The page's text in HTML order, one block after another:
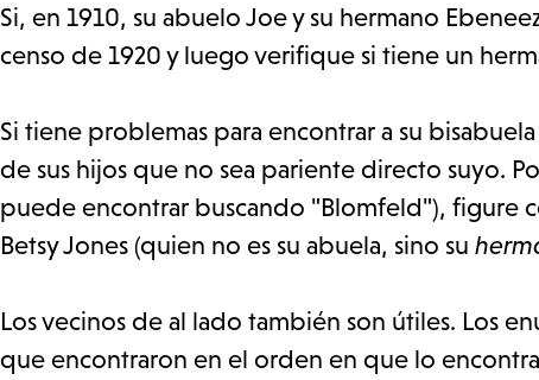
Si, en 1910, su abuelo Joe y su hermano
censo de 1920 y luego verifique si tiene un
Si tiene problemas para encontrar a su
de sus hijos que no sea pariente directo suyo.
puede encontrar buscando "Blomfeld"), figure
Betsy Jones (quien no es su abuela, sino su
Los vecinos de al lado también son útiles. Los
que encontraron en el orden en que lo